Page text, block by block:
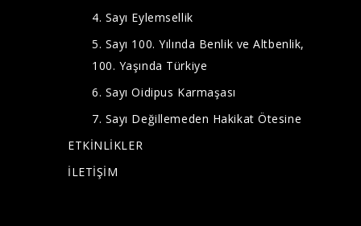
4. Sayı Eylemsellik
5. Sayı 100. Yılında Benlik ve Altbenlik,
100. Yaşında Türkiye
6. Sayı Oidipus Karmaşası
7. Sayı Değillemeden Hakikat Ötesine
ETKİNLİKLER
İLETİŞİM